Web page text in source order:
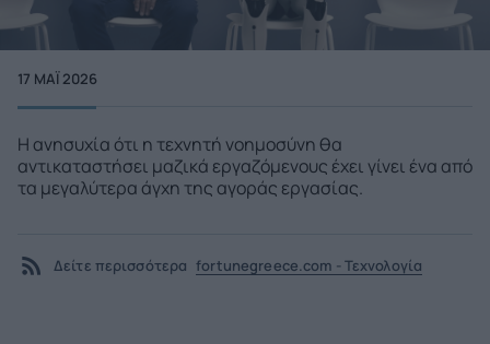
17 ΜΑΪ́ 2026
Η ανησυχία ότι η τεχνητή νοημοσύνη θα
αντικαταστήσει μαζικά εργαζόμενους έχει γίνει ένα από
τα μεγαλύτερα άγχη της αγοράς εργασίας.
Δείτε περισσότερα fortunegreece.com - Τεχνολογία